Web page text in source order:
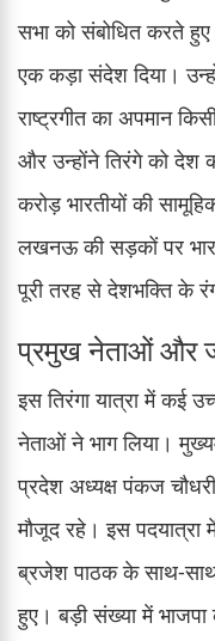
सभा को संबोधित करते हुए
एक कड़ा संदेश दिया।
राष्ट्रगीत का अपमान
और उन्होंने तिरंगे को देश
करोड़ भारतीयों की
लखनऊ की सड़कों पर
पूरी तरह से देशभक्ति के
प्रमुख नेताओं और
इस तिरंगा यात्रा में कई
नेताओं ने भाग लिया।
प्रदेश अध्यक्ष पंकज
मौजूद रहे। इस पदयात्रा
ब्रजेश पाठक के साथ-साथ
हुए। बड़ी संख्या में भाजपा